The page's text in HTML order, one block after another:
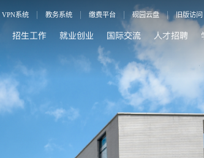
VPN系统 教务系统 缴费平台 砚园云盘 旧版访问
招生工作 就业创业 国际交流 人才招聘